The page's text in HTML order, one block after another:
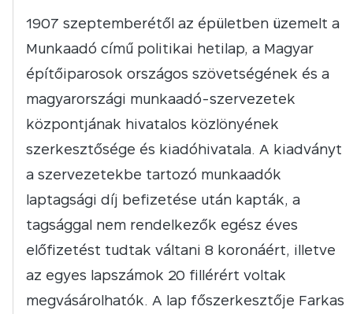
1907 szeptemberétől az épületben üzemelt a
Munkaadó című politikai hetilap, a Magyar
építőiparosok országos szövetségének és a
magyarországi munkaadó-szervezetek
központjának hivatalos közlönyének
szerkesztősége és kiadóhivatala. A kiadványt
a szervezetekbe tartozó munkaadók
laptagsági díj befizetése után kapták, a
tagsággal nem rendelkezők egész éves
előfizetést tudtak váltani 8 koronáért, illetve
az egyes lapszámok 20 fillérért voltak
megvásárolhatók. A lap főszerkesztője Farkas